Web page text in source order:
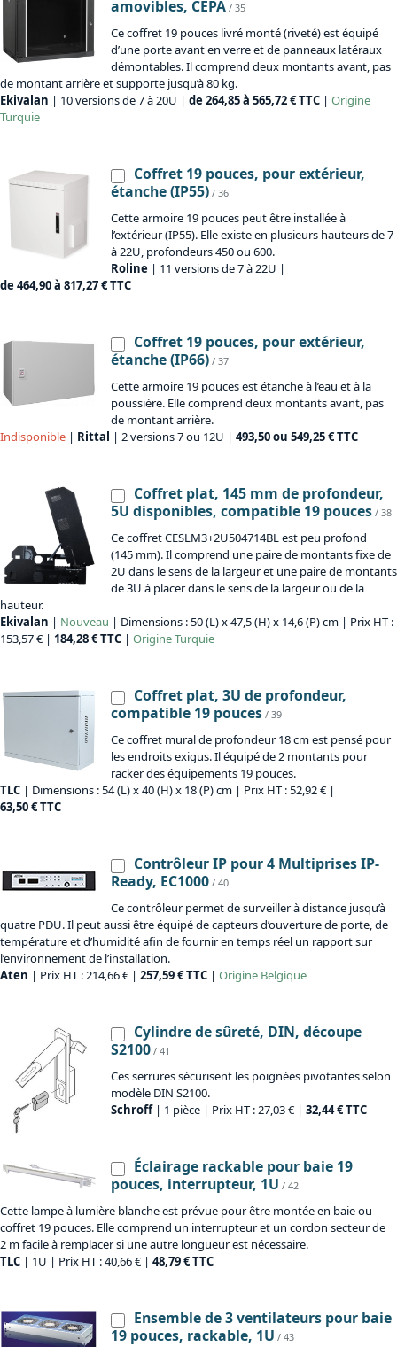
amovibles, CEPA / 35
Ce coffret 19 pouces livré monté (riveté) est équipé
d’une porte avant en verre et de panneaux latéraux
démontables. Il comprend deux montants avant, pas
de montant arrière et supporte jusqu’à 80 kg.
Ekivalan | 10 versions de 7 à 20U | de 264,85 à 565,72 € TTC | Origine
Turquie
Coffret 19 pouces, pour extérieur,
étanche (IP55) / 36
Cette armoire 19 pouces peut être installée à
l’extérieur (IP55). Elle existe en plusieurs hauteurs de 7
à 22U, profondeurs 450 ou 600.
Roline | 11 versions de 7 à 22U |
de 464,90 à 817,27 € TTC
Coffret 19 pouces, pour extérieur,
étanche (IP66) / 37
Cette armoire 19 pouces est étanche à l’eau et à la
poussière. Elle comprend deux montants avant, pas
de montant arrière.
Indisponible | Rittal | 2 versions 7 ou 12U | 493,50 ou 549,25 € TTC
Coffret plat, 145 mm de profondeur,
5U disponibles, compatible 19 pouces / 38
Ce coffret CESLM3+2U504714BL est peu profond
(145 mm). Il comprend une paire de montants fixe de
2U dans le sens de la largeur et une paire de montants
de 3U à placer dans le sens de la largeur ou de la
hauteur.
Ekivalan | Nouveau | Dimensions : 50 (L) x 47,5 (H) x 14,6 (P) cm | Prix HT :
153,57 € | 184,28 € TTC | OrigineTurquie
Coffret plat, 3U de profondeur,
compatible 19 pouces / 39
Ce coffret mural de profondeur 18 cm est pensé pour
les endroits exigus. Il équipé de 2 montants pour
racker des équipements 19 pouces.
TLC | Dimensions : 54 (L) x 40 (H) x 18 (P) cm | Prix HT : 52,92 € |
63,50 € TTC
Contrôleur IP pour 4 Multiprises IP-
Ready, EC1000 / 40
Ce contrôleur permet de surveiller à distance jusqu’à
quatre PDU. Il peut aussi être équipé de capteurs d’ouverture de porte, de
température et d’humidité afin de fournir en temps réel un rapport sur
l’environnement de l’installation.
Aten | Prix HT : 214,66 € | 257,59 € TTC | Origine Belgique
Cylindre de sûreté, DIN, découpe
S2100 / 41
Ces serrures sécurisent les poignées pivotantes selon
modèle DIN S2100.
Schroff| 1 pièce | Prix HT : 27,03 € | 32,44 € TTC
Éclairage rackable pour baie 19
pouces, interrupteur, 1U / 42
Cette lampe à lumière blanche est prévue pour être montée en baie ou
coffret 19 pouces. Elle comprend un interrupteur et un cordon secteur de
2 m facile à remplacer si une autre longueur est nécessaire.
TLC | 1U | Prix HT : 40,66 € | 48,79 € TTC
Ensemble de 3 ventilateurs pour baie
19 pouces, rackable, 1U / 43